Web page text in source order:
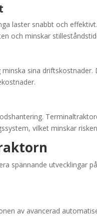
laster snabbt och
och minskar
sina
vilket minskar
spännande utvecklingar
av avancerad